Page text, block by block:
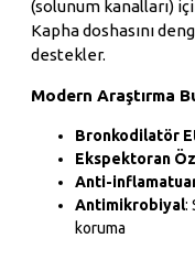
(solunum kanalları)
Kapha doshasını
destekler.
Modern Araştırma
Bronkodilatör
Ekspektoran
Anti-
Antimikrobiyal:
koruma